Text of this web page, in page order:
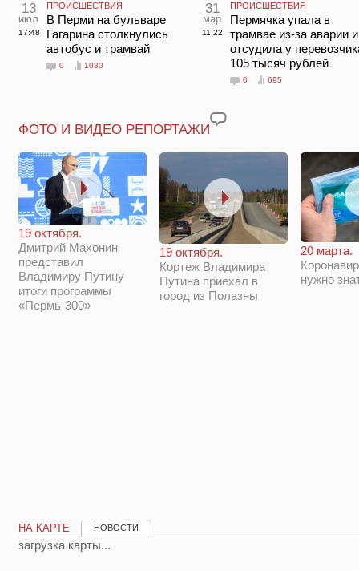
13
июл
17:48
ПРОИСШЕСТВИЯ
В Перми на бульваре
Гагарина столкнулись
автобус и трамвай
0 1030
31
мар
11:22
ПРОИСШЕСТВИЯ
Пермячка упала в
трамвае из-за аварии и
отсудила у
105 тысяч рублей
0 695
ФОТО И ВИДЕО РЕПОРТАЖИ
19 октября.
Дмитрий Махонин
представил
Владимиру Путину
итоги программы
«Пермь-300»
19 октября.
Кортеж Владимира
Путина приехал в
город из Полазны
20 марта.
нужно
НА КАРТЕ НОВОСТИ
загрузка карты...